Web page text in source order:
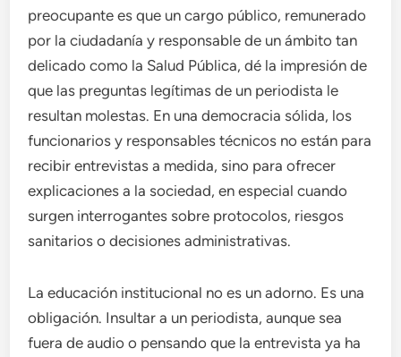
preocupante es que un cargo público, remunerado
por la ciudadanía y responsable de un ámbito tan
delicado como la Salud Pública, dé la impresión de
que las preguntas legítimas de un periodista le
resultan molestas. En una democracia sólida, los
funcionarios y responsables técnicos no están para
recibir entrevistas a medida, sino para ofrecer
explicaciones a la sociedad, en especial cuando
surgen interrogantes sobre protocolos, riesgos
sanitarios o decisiones administrativas.
La educación institucional no es un adorno. Es una
obligación. Insultar a un periodista, aunque sea
fuera de audio o pensando que la entrevista ya ha